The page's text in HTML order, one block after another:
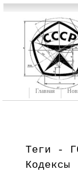
Главная
Теги -
Кодексы